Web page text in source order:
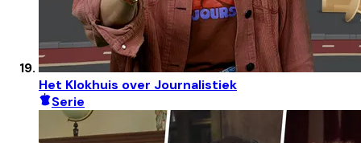
Het Klokhuis over Journalistiek
Serie